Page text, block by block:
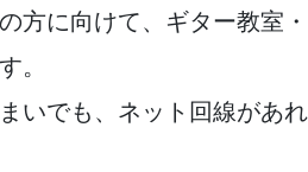
方に向けて、ギター教室
。
いでも、ネット回線があれ